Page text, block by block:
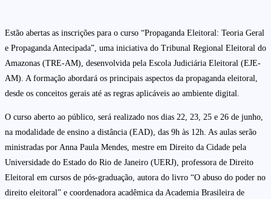
Estão abertas as inscrições para o curso “Propaganda Eleitoral: Teoria Geral
e Propaganda Antecipada”, uma iniciativa do Tribunal Regional Eleitoral do
Amazonas (TRE-AM), desenvolvida pela Escola Judiciária Eleitoral (EJE-
AM). A formação abordará os principais aspectos da propaganda eleitoral,
desde os conceitos gerais até as regras aplicáveis ao ambiente digital.
O curso aberto ao público, será realizado nos dias 22, 23, 25 e 26 de junho,
na modalidade de ensino a distância (EAD), das 9h às 12h. As aulas serão
ministradas por Anna Paula Mendes, mestre em Direito da Cidade pela
Universidade do Estado do Rio de Janeiro (UERJ), professora de Direito
Eleitoral em cursos de pós-graduação, autora do livro “O abuso do poder no
direito eleitoral” e coordenadora acadêmica da Academia Brasileira de